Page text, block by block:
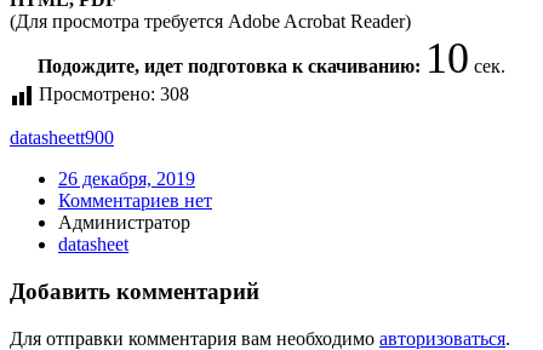
(Для просмотра требуется Adobe Acrobat Reader)
Подождите, идет подготовка к скачиванию: 10 сек.
Просмотрено: 308
datasheett900
26 декабря, 2019
Комментариев нет
Администратор
datasheet
Добавить комментарий
Для отправки комментария вам необходимо авторизоваться.